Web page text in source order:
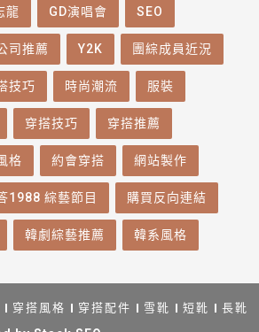
龍 GD演唱會 SEO
司推薦 Y2K 團綜成員近況
技巧 時尚潮流 服裝
穿搭技巧 穿搭推薦
格 約會穿搭 網站製作
1988 綜藝節目 購買反向連結
韓劇綜藝推薦 韓系風格
穿搭風格 穿搭配件 雪靴 短靴 長靴